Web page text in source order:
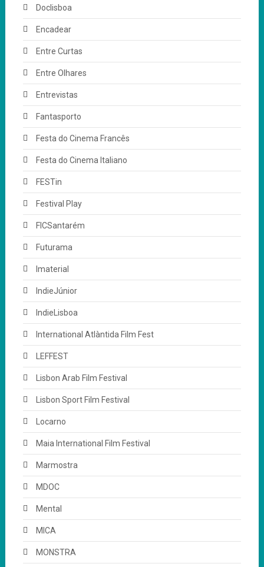
Doclisboa
Encadear
Entre Curtas
Entre Olhares
Entrevistas
Fantasporto
Festa do Cinema Francês
Festa do Cinema Italiano
FESTin
Festival Play
FICSantarém
Futurama
Imaterial
IndieJúnior
IndieLisboa
International Atlàntida Film Fest
LEFFEST
Lisbon Arab Film Festival
Lisbon Sport Film Festival
Locarno
Maia International Film Festival
Marmostra
MDOC
Mental
MICA
MONSTRA